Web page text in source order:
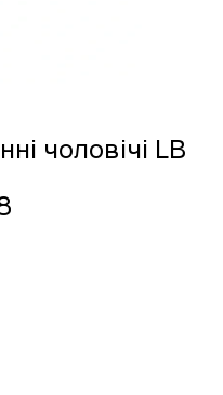
чоловічі LB